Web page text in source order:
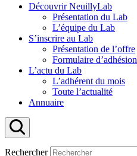
Découvrir NeuillyLab
Présentation du Lab
L’équipe du Lab
S’inscrire au Lab
Présentation de l’offre
Formulaire d’adhésion
L’actu du Lab
L’adhérent du mois
Toute l’actualité
Annuaire
Rechercher